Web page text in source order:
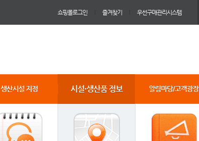
쇼핑몰로그인 즐겨찾기 우선구매관리시스템
생산시설 지정 시설·생산품 정보 알림마당/고객광장